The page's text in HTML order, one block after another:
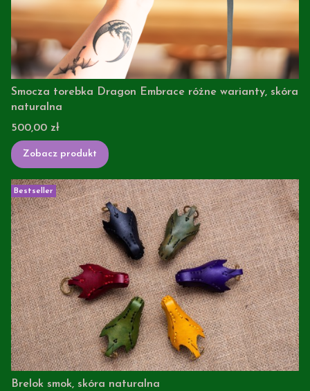
Smocza torebka Dragon Embrace różne warianty, skóra
naturalna
Cena
500,00 zł
Zobacz produkt
Bestseller
Brelok smok, skóra naturalna